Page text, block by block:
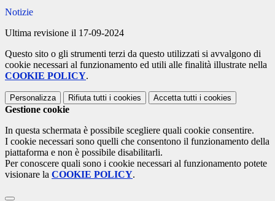
Notizie
Ultima revisione il 17-09-2024
Questo sito o gli strumenti terzi da questo utilizzati si avvalgono di
cookie necessari al funzionamento ed utili alle finalità illustrate nella
COOKIE POLICY.
Personalizza Rifiuta tutti i cookies Accetta tutti i cookies
Gestione cookie
In questa schermata è possibile scegliere quali cookie consentire.
I cookie necessari sono quelli che consentono il funzionamento della
piattaforma e non è possibile disabilitarli.
Per conoscere quali sono i cookie necessari al funzionamento potete
visionare la COOKIE POLICY.